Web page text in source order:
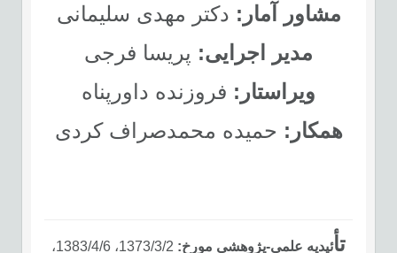
مشاور آمار: دکتر مهدی سلیمانی
مدیر اجرایی:پریسا فرجی
ویراستار:فروزنده داورپناه
همکار: حمیده محمدصراف کردی
تأئیدیه علمی-پژوهشی مورخ:
1373/3/2، 1383/4/6،